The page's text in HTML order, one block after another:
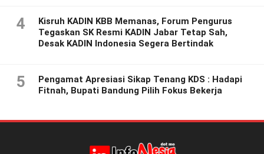
4
Kisruh KADIN KBB Memanas, Forum Pengurus
Tegaskan SK Resmi KADIN Jabar Tetap Sah,
Desak KADIN Indonesia Segera Bertindak
5
Pengamat Apresiasi Sikap Tenang KDS : Hadapi
Fitnah, Bupati Bandung Pilih Fokus Bekerja